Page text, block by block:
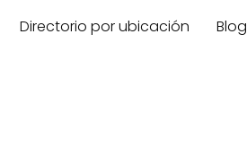
Directorio por ubicación Blog